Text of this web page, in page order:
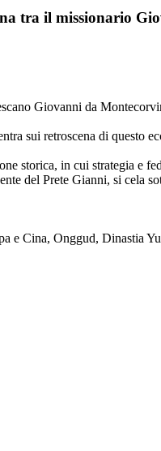
tra il missionario
Giovanni da
sui retroscena di questo
storica, in cui strategia e
del Prete Gianni, si cela
e Cina, Onggud, Dinastia